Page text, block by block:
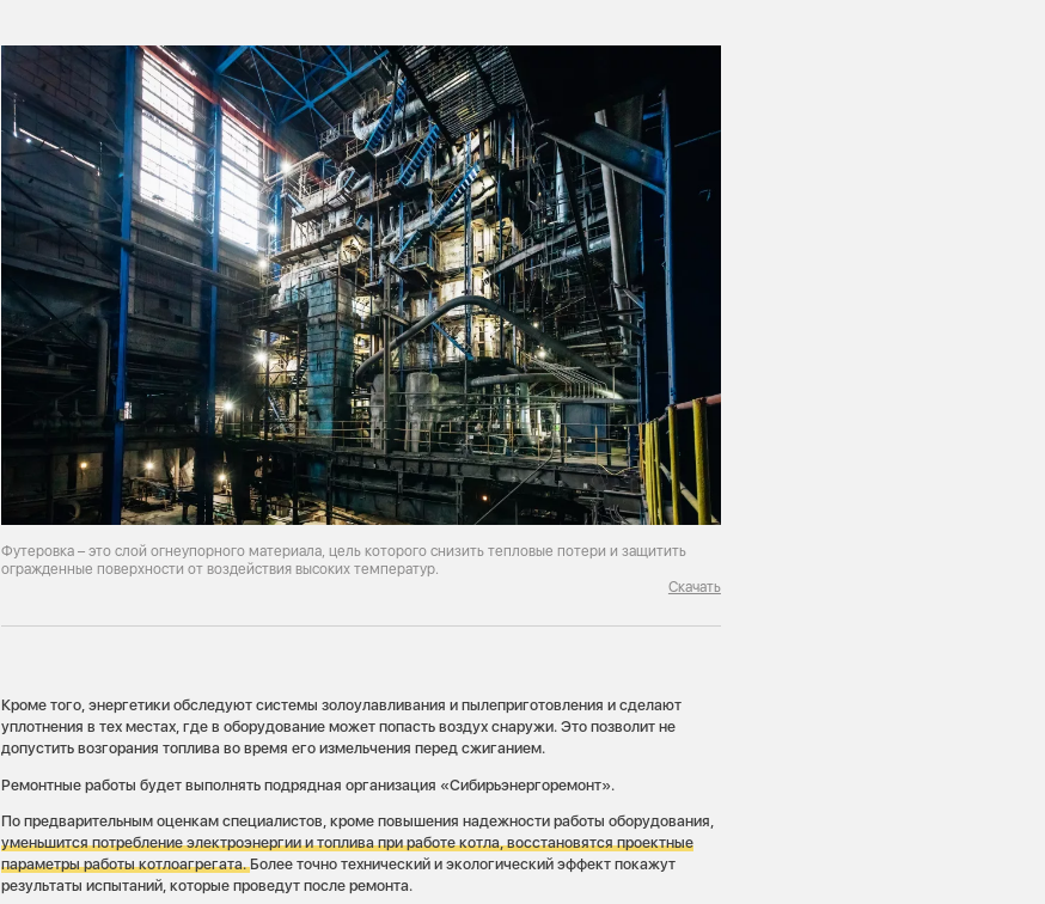
Футеровка – это слой огнеупорного материала, цель которого снизить тепловые потери и защитить
огражденные поверхности от воздействия высоких температур.
Скачать
Кроме того, энергетики обследуют системы золоулавливания и пылеприготовления и сделают
уплотнения в тех местах, где в оборудование может попасть воздух снаружи. Это позволит не
допустить возгорания топлива во время его измельчения перед сжиганием.
Ремонтные работы будет выполнять подрядная организация «Сибирьэнергоремонт».
По предварительным оценкам специалистов, кроме повышения надежности работы оборудования,
уменьшится потребление электроэнергии и топлива при работе котла, восстановятся проектные
параметры работы котлоагрегата.Более точно технический и экологический эффект покажут
результаты испытаний, которые проведут после ремонта.